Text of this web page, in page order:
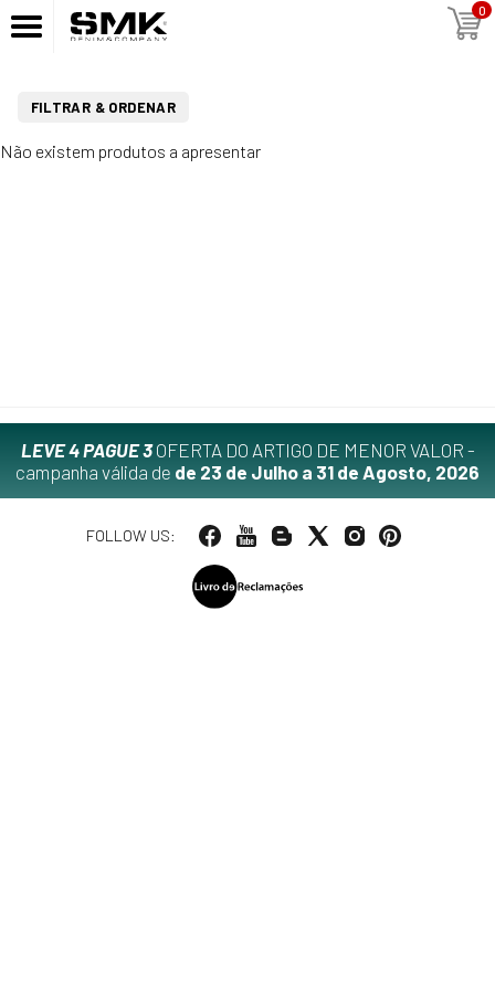
0
FILTRAR & ORDENAR
Não existem produtos a apresentar
LEVE 4 PAGUE 3OFERTA DO ARTIGO DE MENOR VALOR -
campanha válida de de 23 de Julho a 31 de Agosto, 2026
FOLLOW US: